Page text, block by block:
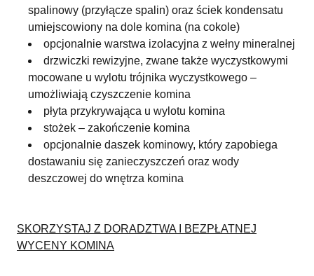
spalinowy (przyłącze spalin) oraz ściek kondensatu
umiejscowiony na dole komina (na cokole)
opcjonalnie warstwa izolacyjna z wełny mineralnej
drzwiczki rewizyjne, zwane także wyczystkowymi
mocowane u wylotu trójnika wyczystkowego –
umożliwiają czyszczenie komina
płyta przykrywająca u wylotu komina
stożek – zakończenie komina
opcjonalnie daszek kominowy, który zapobiega
dostawaniu się zanieczyszczeń oraz wody
deszczowej do wnętrza komina
SKORZYSTAJ Z DORADZTWA I BEZPŁATNEJ
WYCENY KOMINA